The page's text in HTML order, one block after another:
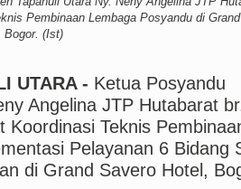
Pembinaan Lembaga Posyandu di
Bogor. (Ist)
UTARA - Ketua Posyandu
Angelina JTP Hutabarat
Teknis
Pelayanan 6 Bidang
di Grand Savero Hotel,